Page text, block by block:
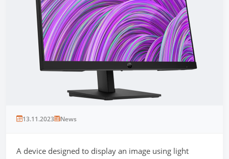
13.11.2023 News
A device designed to display an image using light